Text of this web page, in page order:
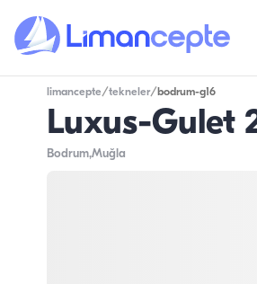
limancepte/tekneler/ bodrum-g16
Luxus-Gulet
Bodrum,Muğla